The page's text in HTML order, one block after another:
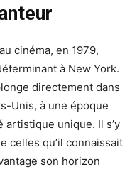
cinéma, en 1979,
à New York.
directement dans
Unis, à une époque
unique. Il s’y
celles qu’il connaissait
son horizon